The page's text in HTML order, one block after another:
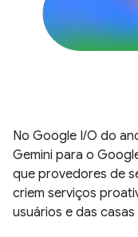
No Google I/O do
Gemini para o
que provedores de
criem serviços
usuários e das casas